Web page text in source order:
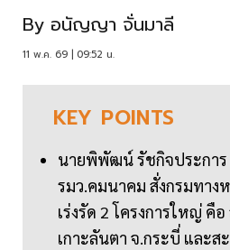
By อนัญญา จั่นมาลี
11 พ.ค. 69 | 09:52 น.
KEY POINTS
นายพิพัฒน์ รัชกิจประการ
รมว.คมนาคม สั่งกรมทา
เร่งรัด 2 โครงการใหญ่ คื
เกาะลันตา จ.กระบี่ และ